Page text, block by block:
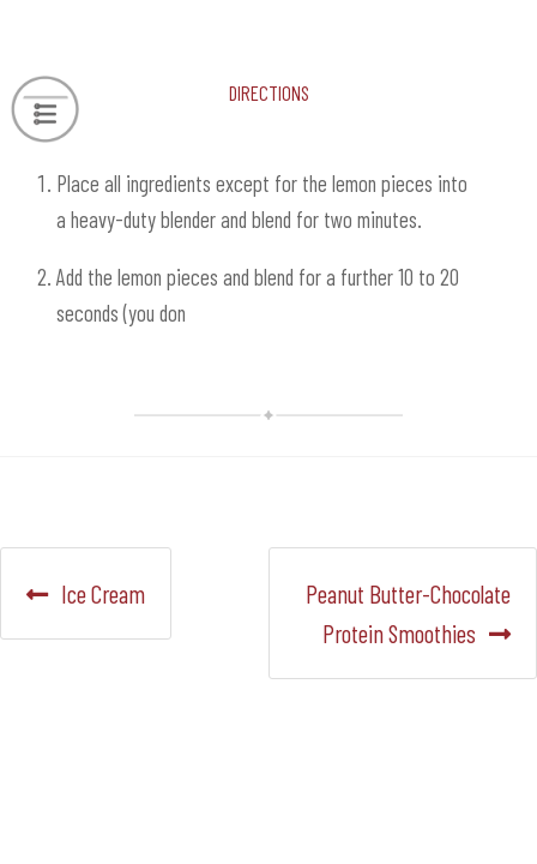
Directions
Place all ingredients except for the lemon pieces into
a heavy-duty blender and blend for two minutes.
Add the lemon pieces and blend for a further 10 to 20
seconds (you don
Navegación
de
Anterior:
Ice Cream Siguiente:
Peanut Butter-Chocolate
Protein Smoothies